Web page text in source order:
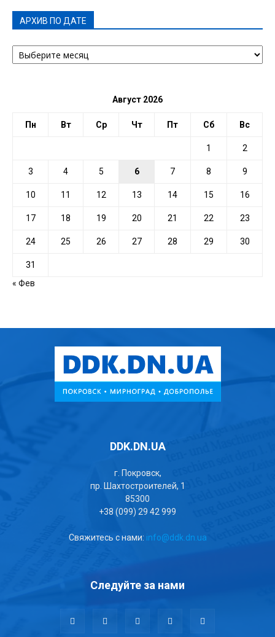
АРХИВ ПО ДАТЕ
АРХИВ
ПО
Август 2026
Пн Вт Ср Чт Пт Сб Вс
1 2
3 4 5 6 7 8 9
10 11 12 13 14 15 16
17 18 19 20 21 22 23
24 25 26 27 28 29 30
31
« Фев
DDK.DN.UA
г. Покровск,
пр. Шахтостроителей, 1
85300
+38 (099) 29 42 999
Свяжитесь с нами: info@ddk.dn.ua
Следуйте за нами